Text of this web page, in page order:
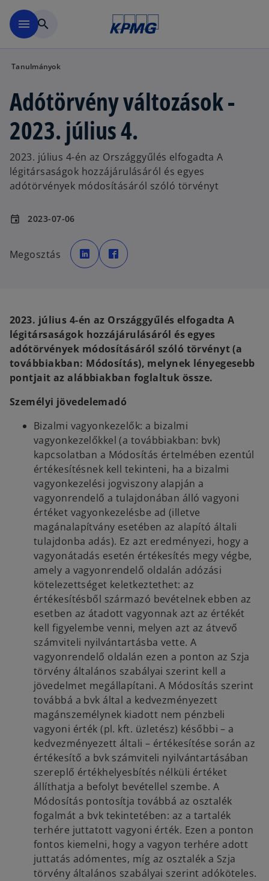
menu search
Tanulmányok
Adótörvény változások -
2023. július 4.
2023. július 4-én az Országgyűlés elfogadta A
légitársaságok hozzájárulásáról és egyes
adótörvények módosításáról szóló törvényt
event 2023-07-06
Megosztás
o
p
e
n
t
b
p
e
w
t
b
2023. július 4-én az Országgyűlés elfogadta A
légitársaságok hozzájárulásáról és egyes
adótörvények módosításáról szóló törvényt (a
továbbiakban: Módosítás), melynek lényegesebb
pontjait az alábbiakban foglaltuk össze.
Személyi jövedelemadó
Bizalmi vagyonkezelők: a bizalmi
vagyonkezelőkkel (a továbbiakban: bvk)
kapcsolatban a Módosítás értelmében ezentúl
értékesítésnek kell tekinteni, ha a bizalmi
vagyonkezelési jogviszony alapján a
vagyonrendelő a tulajdonában álló vagyoni
értéket vagyonkezelésbe ad (illetve
magánalapítvány esetében az alapító általi
tulajdonba adás). Ez azt eredményezi, hogy a
vagyonátadás esetén értékesítés megy végbe,
amely a vagyonrendelő oldalán adózási
kötelezettséget keletkeztethet: az
értékesítésből származó bevételnek ebben az
esetben az átadott vagyonnak azt az értékét
kell figyelembe venni, melyen azt az átvevő
számviteli nyilvántartásba vette. A
vagyonrendelő oldalán ezen a ponton az Szja
törvény általános szabályai szerint kell a
jövedelmet megállapítani. A Módosítás szerint
továbbá a bvk által a kedvezményezett
magánszemélynek kiadott nem pénzbeli
vagyoni érték (pl. kft. üzletész) későbbi – a
kedvezményezett általi – értékesítése során az
értékesítő a bvk számviteli nyilvántartásában
szereplő értékhelyesbítés nélküli értéket
állíthatja a befolyt bevétellel szembe. A
Módosítás pontosítja továbbá az osztalék
fogalmát a bvk tekintetében: az a tartalék
terhére juttatott vagyoni érték. Ezen a ponton
fontos kiemelni, hogy a vagyon terhére adott
juttatás adómentes, míg az osztalék a Szja
törvény általános szabályai szerint adóköteles.